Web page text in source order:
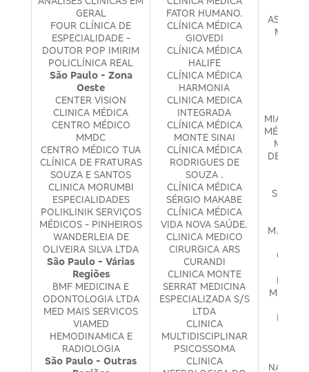
GERAL
FOUR CLÍNICA DE
ESPECIALIDADE -
DOUTOR POP IMIRIM
POLICLÍNICA REAL
São Paulo - Zona
Oeste
CENTER VISION
CLINICA MÉDICA
CENTRO MÉDICO
MMDC
CENTRO MÉDICO TUA
CLÍNICA DE FRATURAS
SOUZA E SANTOS
CLINICA MORUMBI
ESPECIALIDADES
POLIKLINIK SERVIÇOS
MÉDICOS - PINHEIROS
WANDERLEIA DE
OLIVEIRA SILVA LTDA
São Paulo - Várias
Regiões
BMF MEDICINA E
ODONTOLOGIA LTDA
MED MAIS SERVICOS
VIAMED
HEMODINAMICA E
RADIOLOGIA
São Paulo - Outras
FATOR HUMANO.
CLÍNICA MÉDICA
GIOVEDI
CLÍNICA MÉDICA
HALIFE
CLÍNICA MÉDICA
HARMONIA
CLINICA MEDICA
INTEGRADA
CLÍNICA MÉDICA
MONTE SINAI
CLÍNICA MÉDICA
RODRIGUES DE
SOUZA .
CLÍNICA MÉDICA
SÉRGIO MAKABE
CLÍNICA MÉDICA
VIDA NOVA SAÚDE.
CLINICA MEDICO
CIRURGICA ARS
CURANDI
CLINICA MONTE
SERRAT MEDICINA
ESPECIALIZADA S/S
LTDA
CLINICA
MULTIDISCIPLINAR
PSICOSSOMA
CLINICA
MISA -
M. R.
MS
NAGI